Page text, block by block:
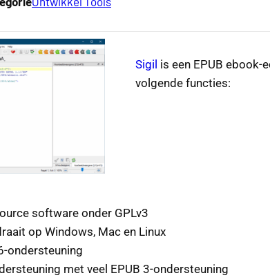
Sigil is een EPUB
volgende functies:
software onder GPLv3
op Windows, Mac en Linux
ondersteuning
met veel EPUB 3-ondersteuning